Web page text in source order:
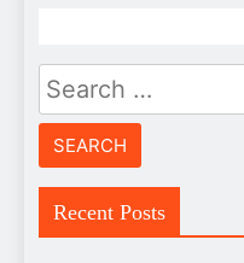
Search
for:
Recent Posts